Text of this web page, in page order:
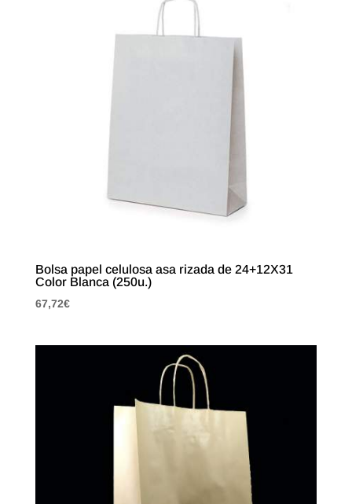
Bolsa papel celulosa asa rizada de 24+12X31
Color Blanca (250u.)
67,72€